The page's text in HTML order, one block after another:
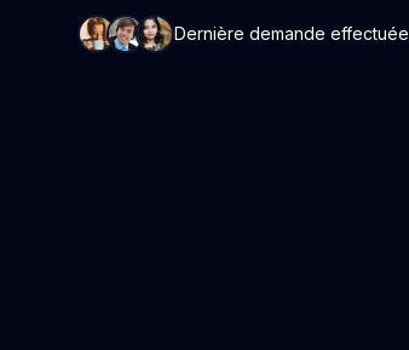
Dernière demande